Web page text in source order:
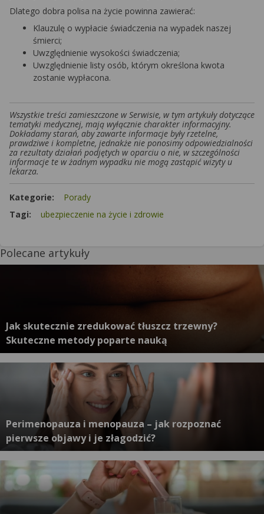
Dlatego dobra polisa na życie powinna zawierać:
Klauzulę o wypłacie świadczenia na wypadek naszej
śmierci;
Uwzględnienie wysokości świadczenia;
Uwzględnienie listy osób, którym określona kwota
zostanie wypłacona.
Wszystkie treści zamieszczone w Serwisie, w tym artykuły dotyczące
tematyki medycznej, mają wyłącznie charakter informacyjny.
Dokładamy starań, aby zawarte informacje były rzetelne,
prawdziwe i kompletne, jednakże nie ponosimy odpowiedzialności
za rezultaty działań podjętych w oparciu o nie, w szczególności
informacje te w żadnym wypadku nie mogą zastąpić wizyty u
lekarza.
Kategorie:
Porady
Tagi:
ubezpieczenie na życie i zdrowie
Polecane artykuły
Jak skutecznie zredukować tłuszcz trzewny?
Skuteczne metody poparte nauką
Perimenopauza i menopauza – jak rozpoznać
pierwsze objawy i je złagodzić?